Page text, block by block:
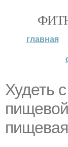
главная
Худеть